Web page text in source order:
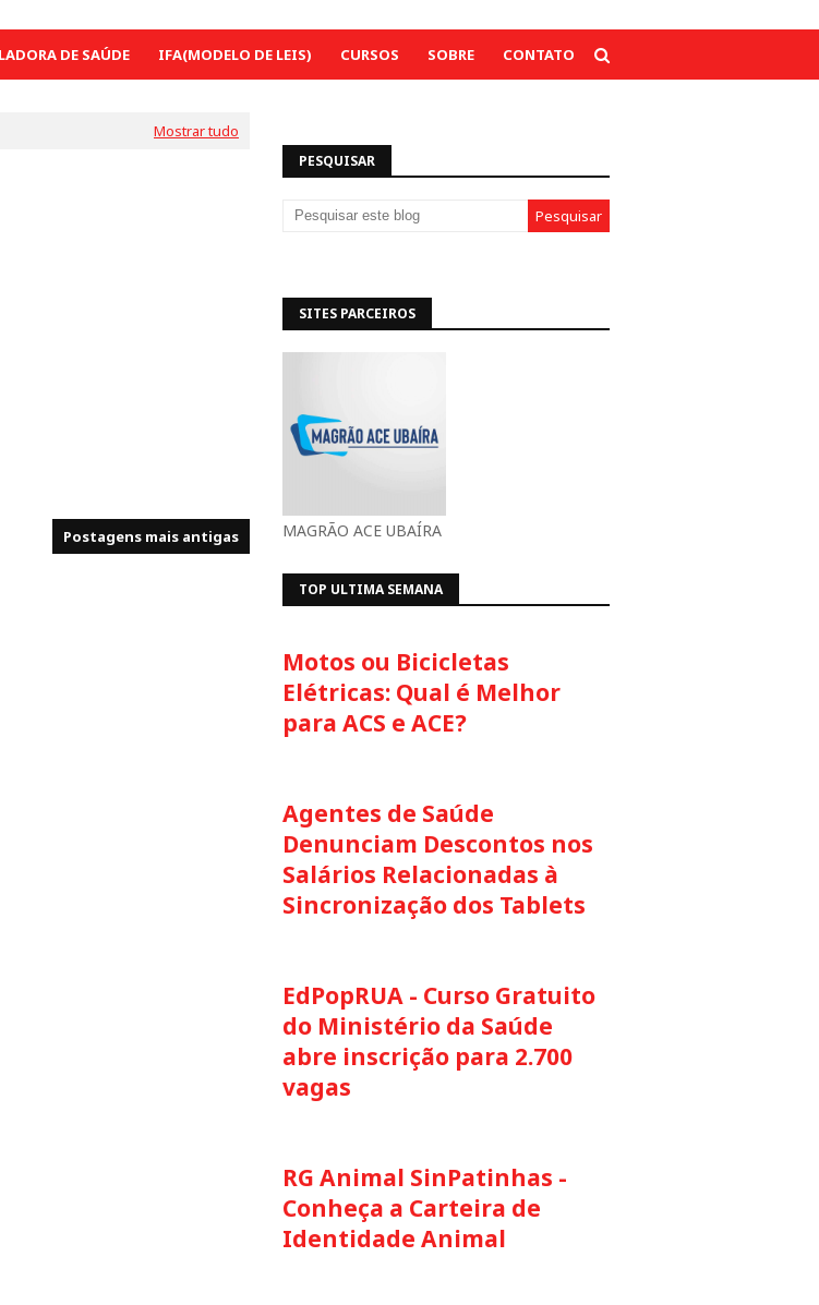
DE SAÚDE IFA(MODELO DE LEIS) CURSOS SOBRE CONTATO
Mostrar tudo
Postagens mais antigas
PESQUISAR
SITES PARCEIROS
MAGRÃO ACE UBAÍRA
TOP ULTIMA SEMANA
Motos ou Bicicletas
Elétricas: Qual é Melhor
para ACS e ACE?
Agentes de Saúde
Denunciam Descontos nos
Salários Relacionadas à
Sincronização dos Tablets
EdPopRUA - Curso Gratuito
do Ministério da Saúde
abre inscrição para 2.700
vagas
RG Animal SinPatinhas -
Conheça a Carteira de
Identidade Animal